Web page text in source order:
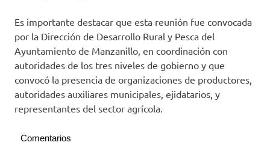
Es importante destacar que esta reunión fue convocada
por la Dirección de Desarrollo Rural y Pesca del
Ayuntamiento de Manzanillo, en coordinación con
autoridades de los tres niveles de gobierno y que
convocó la presencia de organizaciones de productores,
autoridades auxiliares municipales, ejidatarios, y
representantes del sector agrícola.
Comentarios